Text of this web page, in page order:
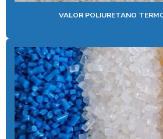
VALOR POLIURETANO